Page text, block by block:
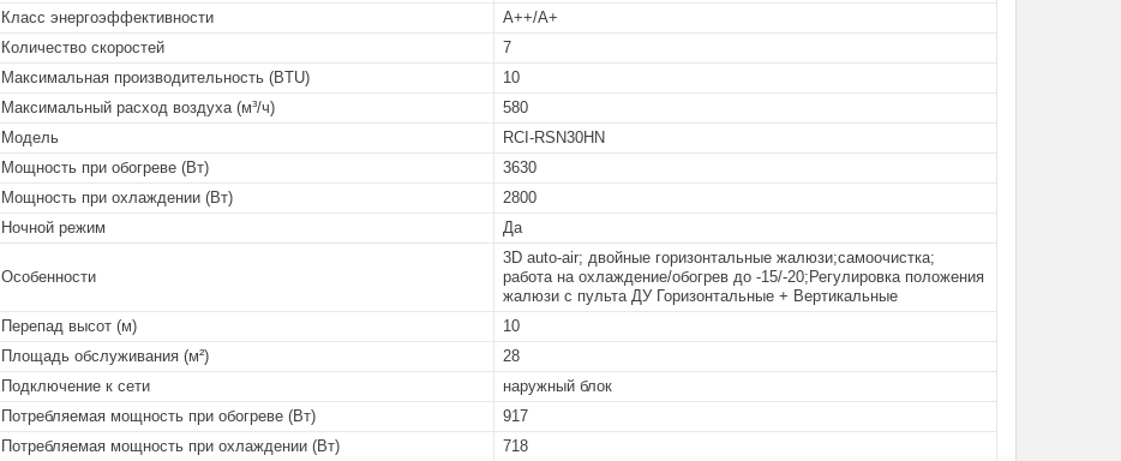
Класс энергоэффективности
A++/A+
Количество скоростей
7
Максимальная производительность (BTU)
10
Максимальный расход воздуха (м³/ч)
580
Модель
RCI-RSN30HN
Мощность при обогреве (Вт)
3630
Мощность при охлаждении (Вт)
2800
Ночной режим
Да
Особенности
3D auto-air; двойные горизонтальные жалюзи;самоочистка;
работа на охлаждение/обогрев до -15/-20;Регулировка положения
жалюзи с пульта ДУ Горизонтальные + Вертикальные
Перепад высот (м)
10
Площадь обслуживания (м²)
28
Подключение к сети
наружный блок
Потребляемая мощность при обогреве (Вт)
917
Потребляемая мощность при охлаждении (Вт)
718